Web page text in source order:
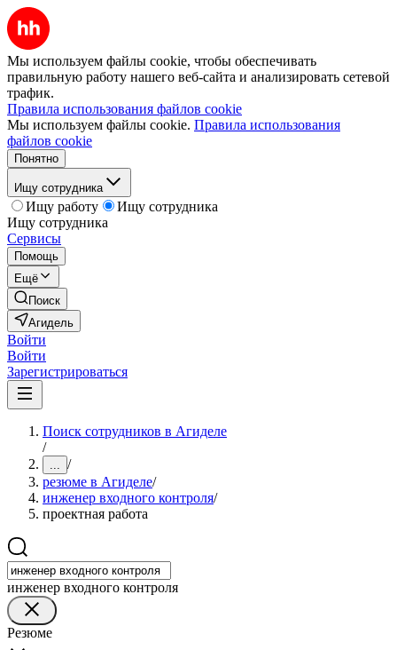
Мы используем файлы cookie, чтобы обеспечивать
правильную работу нашего веб-сайта и анализировать сетевой
трафик.
Правила использования файлов cookie
Мы используем файлы cookie. Правила использования
файлов cookie
Понятно
Ищу сотрудника
Ищу работу
Ищу сотрудника
Ищу сотрудника
Сервисы
Помощь
Ещё
Поиск
Агидель
Войти
Войти
Зарегистрироваться
Поиск сотрудников в Агиделе
/
... /
резюме в Агиделе/
инженер входного контроля/
проектная работа
инженер входного контроля
Резюме